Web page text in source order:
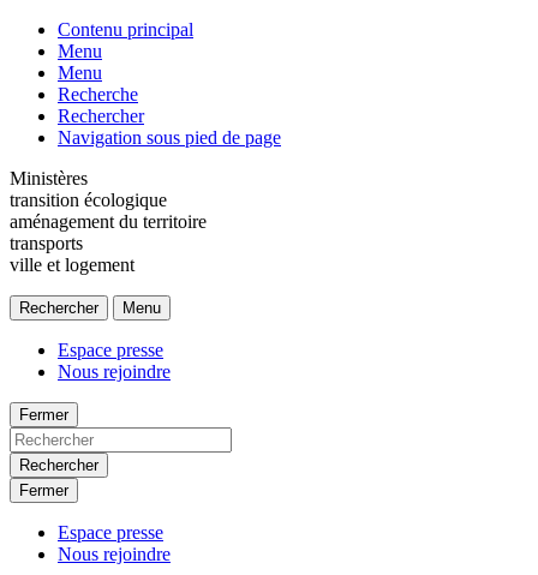
Contenu principal
Menu
Menu
Recherche
Rechercher
Navigation sous pied de page
Ministères
transition écologique
aménagement du territoire
transports
ville et logement
Rechercher Menu
Espace presse
Nous rejoindre
Fermer
Rechercher
Fermer
Espace presse
Nous rejoindre